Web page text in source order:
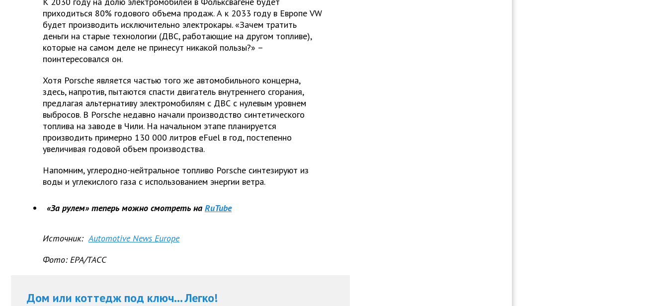
приходиться 80% годового объема продаж. А к 2033 году в Европе VW
будет производить исключительно электрокары. «Зачем тратить
деньги на старые технологии (ДВС, работающие на другом топливе),
которые на самом деле не принесут никакой пользы?» –
поинтересовался он.
Хотя Porsche является частью того же автомобильного концерна,
здесь, напротив, пытаются спасти двигатель внутреннего сгорания,
предлагая альтернативу электромобилям с ДВС с нулевым уровнем
выбросов. В Porsche недавно начали производство синтетического
топлива на заводе в Чили. На начальном этапе планируется
производить примерно 130 000 литров eFuel в год, постепенно
увеличивая годовой объем производства.
Напомним, углеродно-нейтральное топливо Porsche синтезируют из
воды и углекислого газа с использованием энергии ветра.
«За рулем» теперь можно смотреть на RuTube
Источник: Automotive News Europe
Фото: EPA/ТАСС
Дом или коттедж под ключ... Легко!